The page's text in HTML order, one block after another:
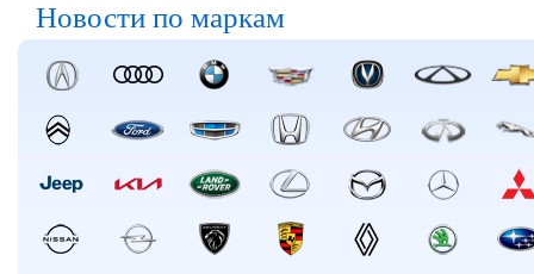
Новости по маркам